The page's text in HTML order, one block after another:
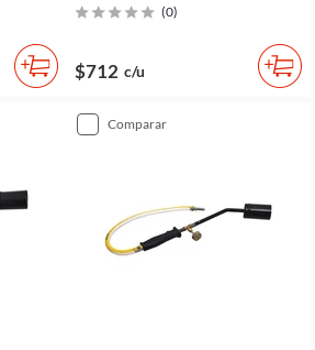
(0)
$712 c/u
comparar